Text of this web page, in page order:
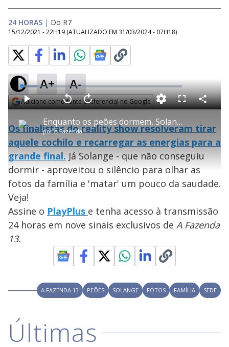
24 HORAS | Do R7
15/12/2021 - 22H19 (ATUALIZADO EM 31/03/2024 - 07H18)
A+ A-
Adicione como fonte preferencial no Google
P
l
a
y
V
i
d
Enquanto os peões dormem, Solange olha fotos da família - A Fazenda 13
porA Fazenda
P V
t
a
r
0
s
e
g
u
n
d
o
A
n
ç
a
1
0
s
e
u
n
M
u
L
o
a
d
e
.
5
0
%
F
s
c
e
e
n
C
o
a
r
i
l
a
Os finalistas do reality show resolveram tirar
aquele cochilo e recarregar as energias para a
grande final.Já Solange - que não conseguiu
dormir - aproveitou o silêncio para olhar as
fotos da família e 'matar' um pouco da saudade.
Veja!
Assine o PlayPlus e tenha acesso à transmissão
24 horas em nove sinais exclusivos de A Fazenda
13.
A FAZENDA 13 PEÕES SOLANGE FOTOS FAMÍLIA SEDE
Últimas